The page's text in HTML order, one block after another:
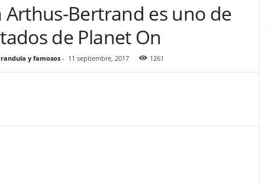
Arthus-Bertrand es uno de
de Planet On
y famosos- 11 septiembre, 2017 1261